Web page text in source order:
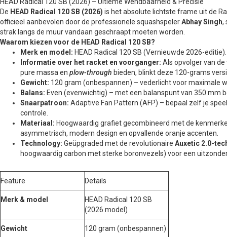
HEAD Radical 120 SB (2026) – Ultieme Wendbaarheid & Precisie
De HEAD Radical 120 SB (2026) is het absolute lichtste frame uit de
officieel aanbevolen door de professionele squashspelerAbhay Singh,
strak langs de muur vandaan geschraapt moeten worden.
Waarom kiezen voor de HEAD Radical 120 SB?
Merk en model: HEAD Radical 120 SB (Vernieuwde 2026-editie).
Informatie over het racket en voorganger: Als opvolger van
pure massa en plow-through bieden, blinkt deze 120-grams
Gewicht: 120 gram (onbespannen) – vederlicht voor maximale
Balans: Even (evenwichtig) – met een balanspunt van 350 mm
Snaarpatroon: Adaptive Fan Pattern (AFP) – bepaal zelf je
controle.
Materiaal: Hoogwaardig grafiet gecombineerd met de
asymmetrisch, modern design en opvallende oranje accenten.
Technology: Geüpgraded met de revolutionaire Auxetic 2.0-
hoogwaardig carbon met sterke boronvezels) voor een
Feature Details
Merk & model
HEAD Radical 120 SB
(2026 model)
Gewicht 120 gram (onbespannen)